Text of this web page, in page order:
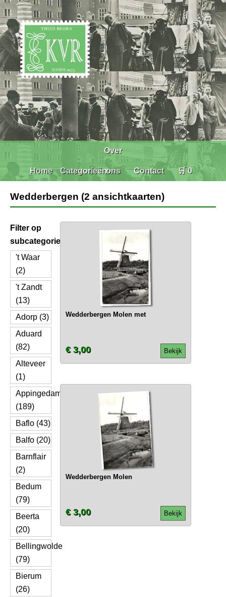
Home Categorieën
Over
ons Contact 🛒 0
Wedderbergen (2 ansichtkaarten)
Filter op
subcategorie
't Waar
(2)
't Zandt
(13)
Adorp (3)
Aduard
(82)
Alteveer
(1)
Appingedam
(189)
Baflo (43)
Balfo (20)
Barnflair
(2)
Bedum
(79)
Beerta
(20)
Bellingwolde
(79)
Bierum
(26)
Wedderbergen Molen met
Bekijk
€ 3,00
Wedderbergen Molen
Bekijk
€ 3,00